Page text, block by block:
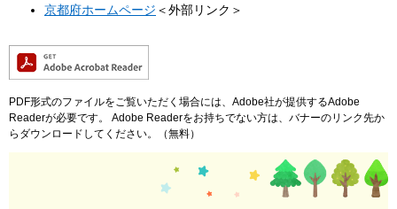
京都府ホームページ ＜外部リンク＞
PDF形式のファイルをご覧いただく場合には、Adobe社が提供するAdobe
Readerが必要です。
Adobe Readerをお持ちでない方は、バナーのリンク先か
らダウンロードしてください。（無料）